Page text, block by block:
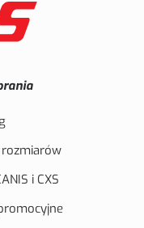
rozmiarów
i CXS